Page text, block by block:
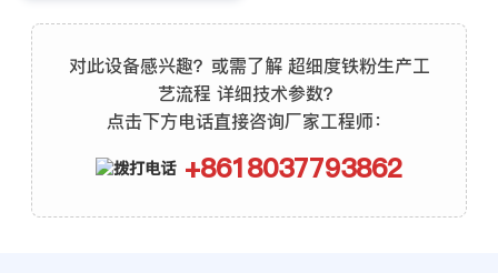
对此设备感兴趣？或需了解 超细度铁粉生产工
艺流程 详细技术参数？
点击下方电话直接咨询厂家工程师：
+8618037793862